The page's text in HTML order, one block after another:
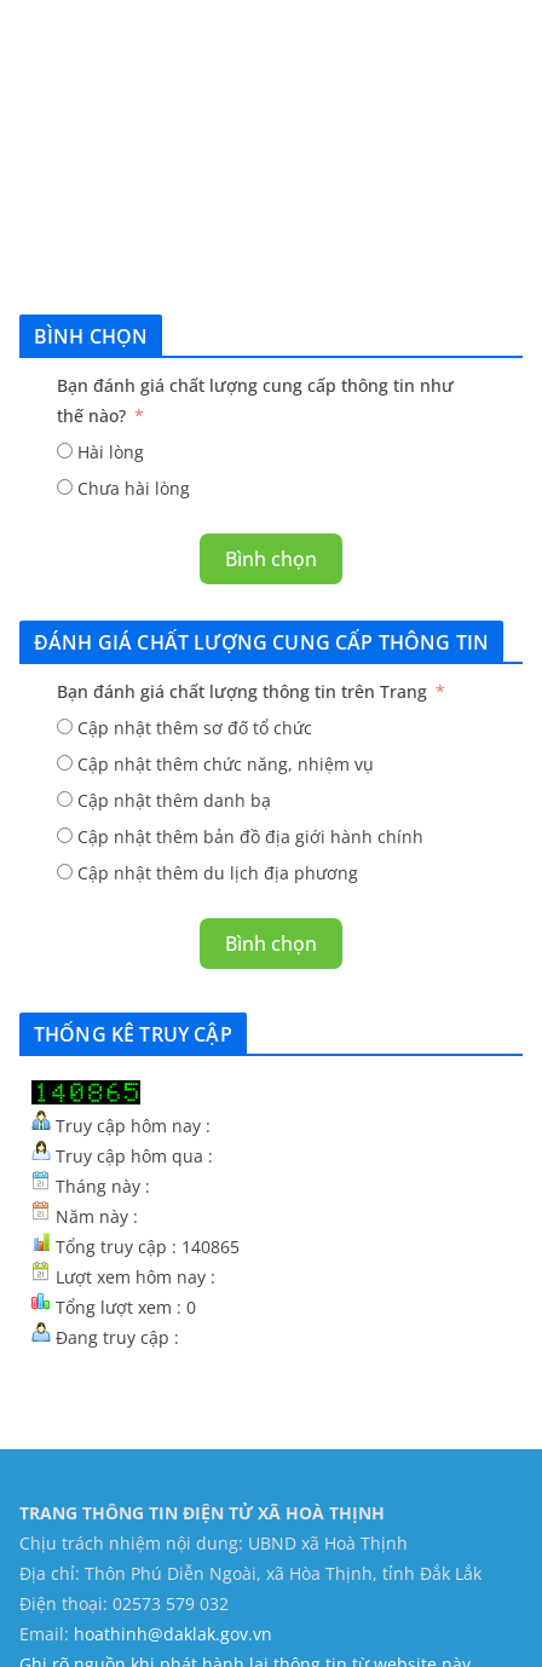
BÌNH CHỌN
Bạn đánh giá chất lượng cung cấp thông tin như
thế nào?
Hài lòng
Chưa hài lòng
Bình chọn
ĐÁNH GIÁ CHẤT LƯỢNG CUNG CẤP THÔNG TIN
Bạn đánh giá chất lượng thông tin trên Trang
Cập nhật thêm sơ đố tổ chức
Cập nhật thêm chức năng, nhiệm vụ
Cập nhật thêm danh bạ
Cập nhật thêm bản đồ địa giới hành chính
Cập nhật thêm du lịch địa phương
Bình chọn
THỐNG KÊ TRUY CẬP
Truy cập hôm nay :
Truy cập hôm qua :
Tháng này :
Năm này :
Tổng truy cập : 140865
Lượt xem hôm nay :
Tổng lượt xem : 0
Đang truy cập :
TRANG THÔNG TIN ĐIỆN TỬ XÃ HOÀ THỊNH
Chịu trách nhiệm nội dung: UBND xã Hoà Thịnh
Địa chỉ: Thôn Phú Diễn Ngoài, xã Hòa Thịnh, tỉnh Đắk Lắk
Điện thoại: 02573 579 032
Email: hoathinh@daklak.gov.vn